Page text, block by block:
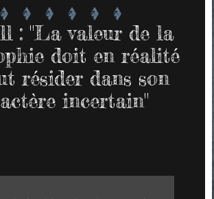
: "La valeur de la
doit en réalité
résider dans son
incertain"